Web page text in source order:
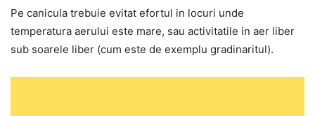
Pe canicula trebuie evitat efortul in locuri unde
temperatura aerului este mare, sau activitatile in aer liber
sub soarele liber (cum este de exemplu gradinaritul).